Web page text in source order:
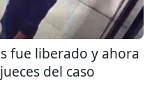
fue liberado y ahora
del caso